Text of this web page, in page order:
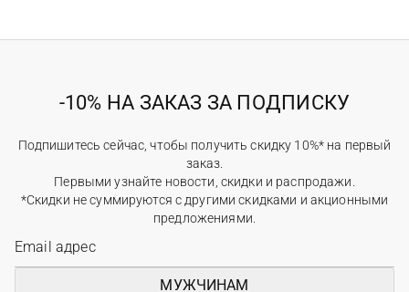
-10% НА ЗАКАЗ ЗА ПОДПИСКУ
Подпишитесь сейчас, чтобы получить скидку 10%* на первый
заказ.
Первыми узнайте новости, скидки и распродажи.
*Скидки не суммируются с другими скидками и акционными
предложениями.
МУЖЧИНАМ